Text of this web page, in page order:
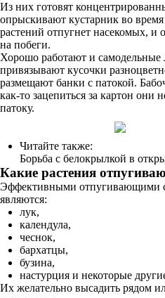
Из них готовят
опрыскивают кустарник во время
растений отпугнет насекомых, и
на побеги.
Хорошо работают и
привязывают кусочки
размещают банки с патокой.
как-то зацепиться за картон они
патоку.
Читайте также:
Борьба с белокрылкой в
Какие растения
Эффективными отпугивающими
являются:
лук,
календула,
чеснок,
бархатцы,
бузина,
настурция и некоторые
Их желательно высадить рядом